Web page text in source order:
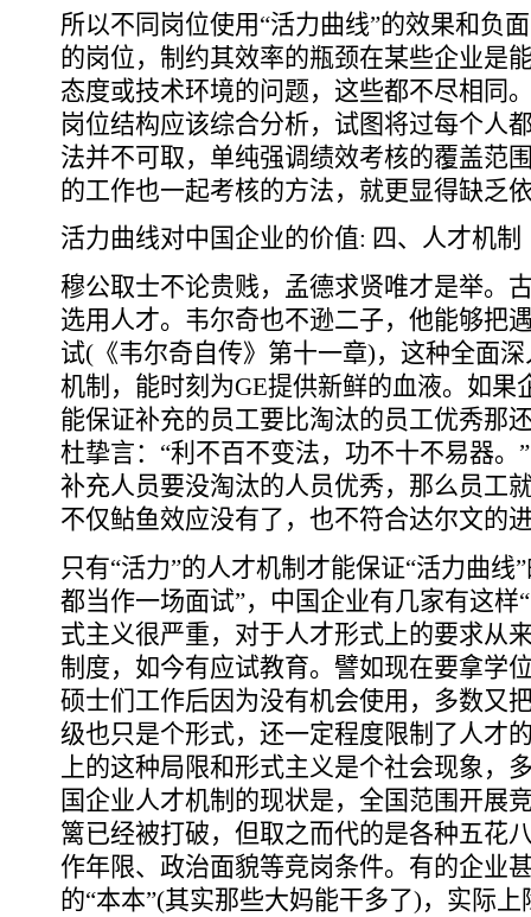
所以不同岗位使用“活力曲线”的效果和负
的岗位，制约其效率的瓶颈在某些企业是
态度或技术环境的问题，这些都不尽相同
岗位结构应该综合分析，试图将过每个人
法并不可取，单纯强调绩效考核的覆盖范
的工作也一起考核的方法，就更显得缺乏
活力曲线对中国企业的价值: 四、人才机制
穆公取士不论贵贱，孟德求贤唯才是举。
选用人才。韦尔奇也不逊二子，他能够把
试(《韦尔奇自传》第十一章)，这种全面
机制，能时刻为GE提供新鲜的血液。如果
能保证补充的员工要比淘汰的员工优秀那
杜挚言：“利不百不变法，功不十不易器。
补充人员要没淘汰的人员优秀，那么员工
不仅鲇鱼效应没有了，也不符合达尔文的
只有“活力”的人才机制才能保证“活力曲线
都当作一场面试”，中国企业有几家有这样
式主义很严重，对于人才形式上的要求从
制度，如今有应试教育。譬如现在要拿学
硕士们工作后因为没有机会使用，多数又
级也只是个形式，还一定程度限制了人才
上的这种局限和形式主义是个社会现象，
国企业人才机制的现状是，全国范围开展
篱已经被打破，但取之而代的是各种五花
作年限、政治面貌等竞岗条件。有的企业
的“本本”(其实那些大妈能干多了)，实际